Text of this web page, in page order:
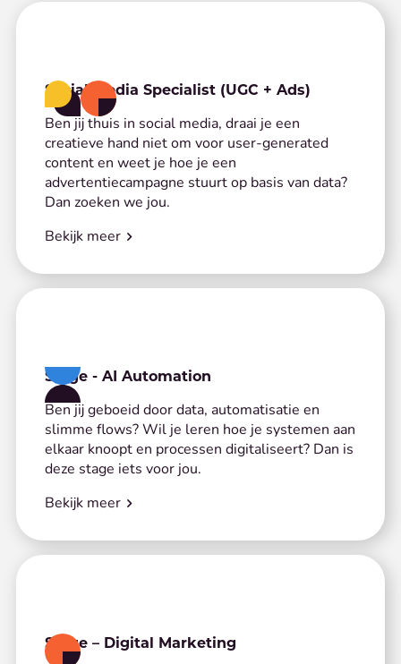
Social Media Specialist (UGC + Ads)
Ben jij thuis in social media, draai je een
creatieve hand niet om voor user-generated
content en weet je hoe je een
advertentiecampagne stuurt op basis van data?
Dan zoeken we jou.
Bekijk meer
Stage - AI Automation
Ben jij geboeid door data, automatisatie en
slimme flows? Wil je leren hoe je systemen aan
elkaar knoopt en processen digitaliseert? Dan is
deze stage iets voor jou.
Bekijk meer
Stage – Digital Marketing